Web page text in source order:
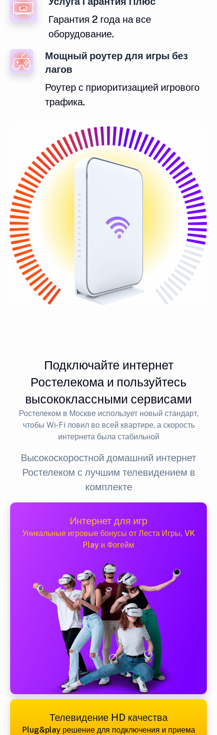
Гарантия 2 года на все
оборудование.
Мощный роутер для игры без
лагов
Роутер с приоритизацией игрового
трафика.
Подключайте интернет
Ростелекома и пользуйтесь
высококлассными сервисами
Ростелеком в Москве использует новый стандарт,
чтобы Wi-Fi ловил во всей квартире, а скорость
интернета была стабильной
Высокоскоростной домашний интернет
Ростелеком с лучшим телевидением в
комплекте
Интернет для игр
Уникальные игровые бонусы от Леста Игры, VK
Play и Фогейм
Телевидение HD качества
Plug&play решение для подключения и приема